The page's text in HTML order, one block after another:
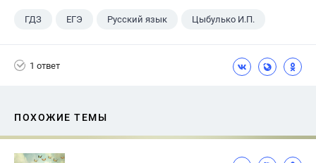
ГДЗ ЕГЭ Русский язык Цыбулько И.П.
1 ответ
ПОХОЖИЕ ТЕМЫ